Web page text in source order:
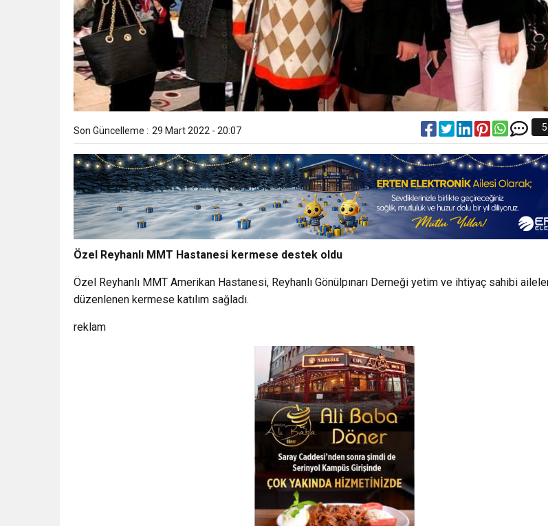
Son Güncelleme : 29 Mart 2022 - 20:07
Özel Reyhanlı MMT Hastanesi kermese destek oldu
Özel Reyhanlı MMT Amerikan Hastanesi, Reyhanlı Gönülpınarı Derneği yetim ve ihtiyaç sahibi
düzenlenen kermese katılım sağladı.
reklam